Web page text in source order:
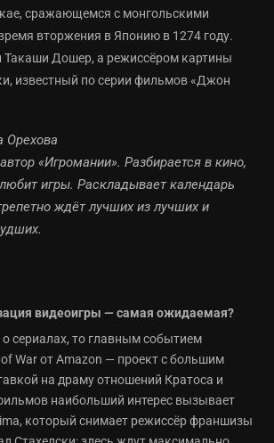
сражающемся с монгольскими
вторжения в Японию в 1274 году.
Такаши Дошер, а режиссёром картины
известный по серии фильмов «Джон
Орехова
«Игромании». Разбирается в кино,
игры. Раскладывает календарь
ждёт лучших из лучших и
видеоигры — самая ожидаемая?
о сериалах, то главным событием
War от Amazon — проект с большим
на драму отношений Кратоса и
наибольший интерес вызывает
который снимает режиссёр франшизы